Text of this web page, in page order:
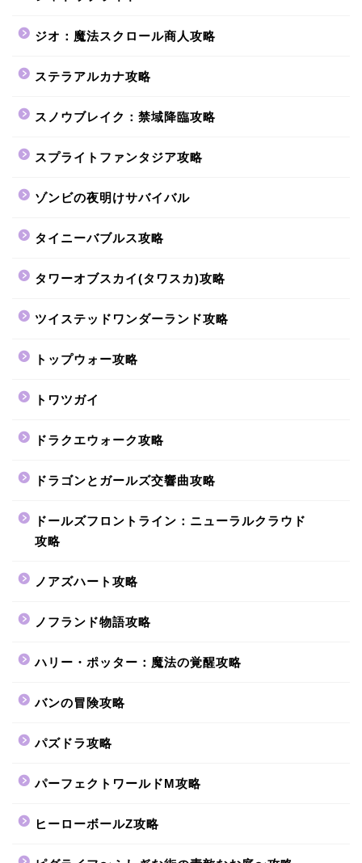
ジオ：魔法スクロール商人攻略
ステラアルカナ攻略
スノウブレイク：禁域降臨攻略
スプライトファンタジア攻略
ゾンビの夜明けサバイバル
タイニーバブルス攻略
タワーオブスカイ(タワスカ)攻略
ツイステッドワンダーランド攻略
トップウォー攻略
トワツガイ
ドラクエウォーク攻略
ドラゴンとガールズ交響曲攻略
ドールズフロントライン：ニューラルクラウド
攻略
ノアズハート攻略
ノフランド物語攻略
ハリー・ポッター：魔法の覚醒攻略
バンの冒険攻略
パズドラ攻略
パーフェクトワールドM攻略
ヒーローボールZ攻略